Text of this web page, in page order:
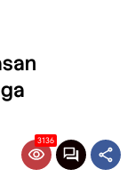
3136